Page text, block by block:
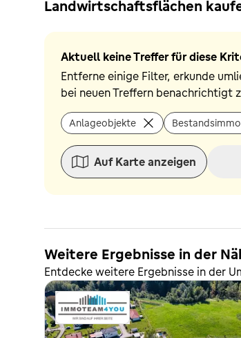
Landwirtschaftsflächen
Aktuell keine Treffer für diese
Entferne einige Filter, erkunde
bei neuen Treffern benachrichtigt
Anlageobjekte
Auf Karte anzeigen
Weitere Ergebnisse in der
Entdecke weitere Ergebnisse in der